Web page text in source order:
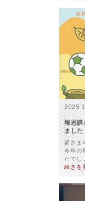
2025
報恩講
ました
皆さま
今年の
たで
続きを